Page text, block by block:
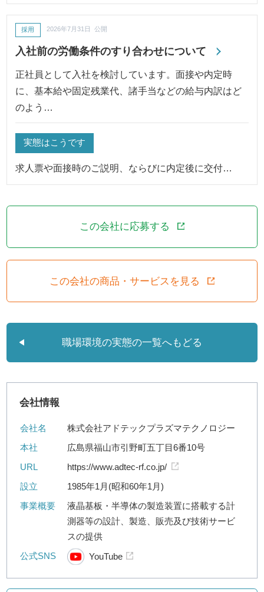
入社前の労働条件のすり合わせについて
採用 2026年7月31日 公開
正社員として入社を検討しています。面接や内定時
に、基本給や固定残業代、諸手当などの給与内訳はど
のよう…
実態はこうです
求人票や面接時のご説明、ならびに内定後に交付…
この会社に応募する
この会社の商品・サービスを見る
職場環境の実態の一覧へもどる
会社情報
会社名
株式会社アドテックプラズマテクノロジー
本社
広島県福山市引野町五丁目6番10号
URL
https://www.adtec-rf.co.jp/
設立
1985年1月(昭和60年1月)
事業概要
液晶基板・半導体の製造装置に搭載する計
測器等の設計、製造、販売及び技術サービ
スの提供
公式SNS
YouTube